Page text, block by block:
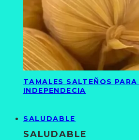
TAMALES SALTEÑOS
INDEPENDECIA
SALUDABLE
SALUDABLE